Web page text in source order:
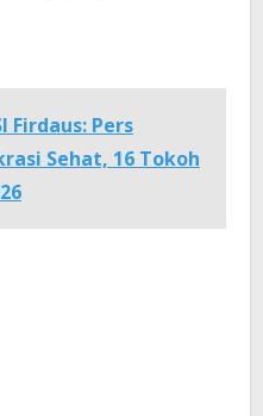
Firdaus: Pers
Sehat, 16 Tokoh